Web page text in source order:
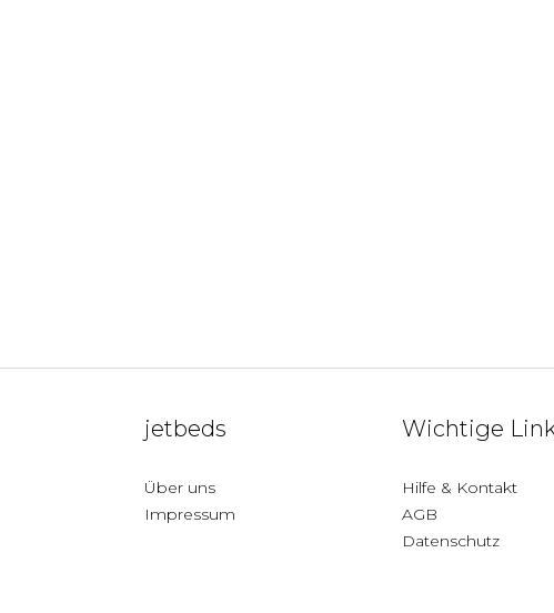
jetbeds
Über uns
Impressum
Wichtige
Hilfe & Kontakt
AGB
Datenschutz